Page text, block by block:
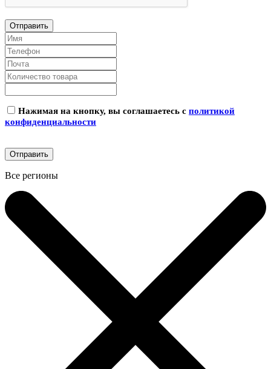
Нажимая на кнопку, вы соглашаетесь с политикой
конфиденциальности
Все регионы